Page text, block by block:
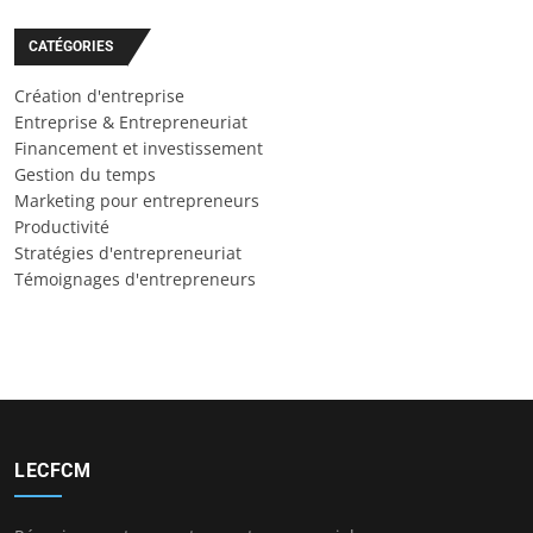
CATÉGORIES
Création d'entreprise
Entreprise & Entrepreneuriat
Financement et investissement
Gestion du temps
Marketing pour entrepreneurs
Productivité
Stratégies d'entrepreneuriat
Témoignages d'entrepreneurs
LECFCM